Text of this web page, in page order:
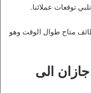
توقعات عملائنا.
متاح طوال الوقت وهو
الى